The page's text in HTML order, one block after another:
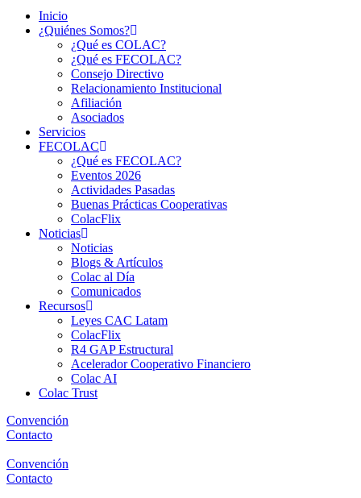
Inicio
¿Quiénes Somos?
¿Qué es COLAC?
¿Qué es FECOLAC?
Consejo Directivo
Relacionamiento Institucional
Afiliación
Asociados
Servicios
FECOLAC
¿Qué es FECOLAC?
Eventos 2026
Actividades Pasadas
Buenas Prácticas Cooperativas
ColacFlix
Noticias
Noticias
Blogs & Artículos
Colac al Día
Comunicados
Recursos
Leyes CAC Latam
ColacFlix
R4 GAP Estructural
Acelerador Cooperativo Financiero
Colac AI
Colac Trust
Convención
Contacto
Convención
Contacto